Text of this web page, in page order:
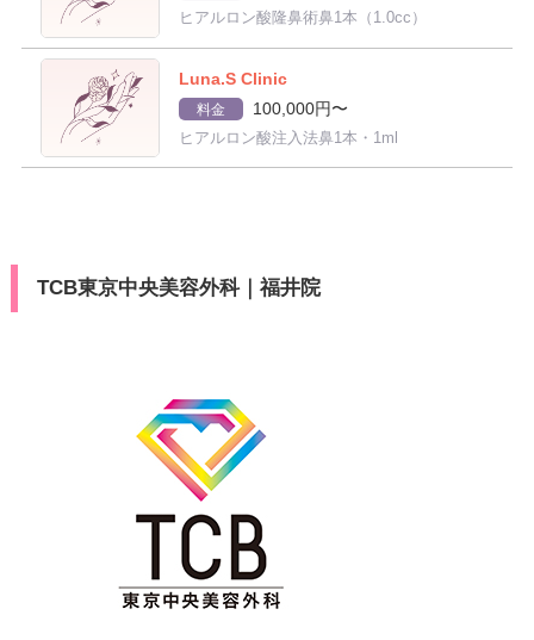
ヒアルロン酸隆鼻術鼻1本（1.0cc）
Luna.S Clinic
料金 100,000円〜
ヒアルロン酸注入法鼻1本・1ml
TCB東京中央美容外科｜福井院